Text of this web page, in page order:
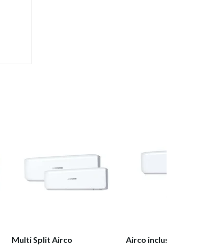
Multi Split Airco Airco inclusief montage